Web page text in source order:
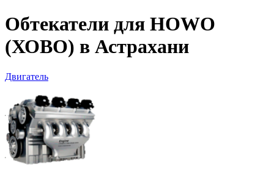
Обтекатели для HOWO
(ХОВО) в Астрахани
Двигатель